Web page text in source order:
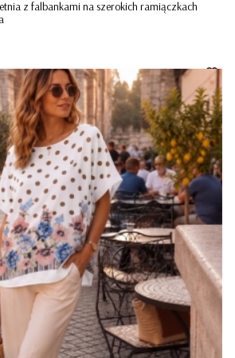
z falbankami na szerokich ramiączkach